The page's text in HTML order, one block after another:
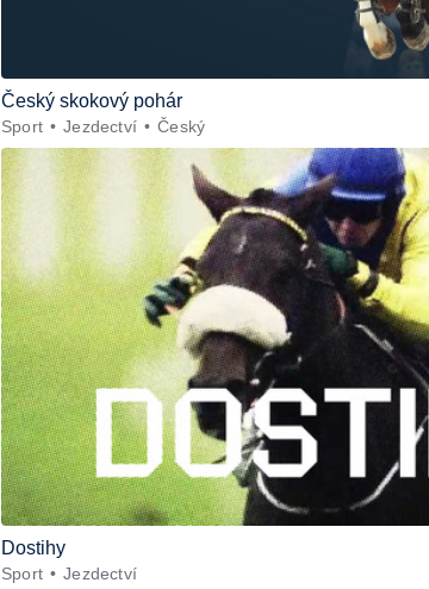
Český skokový pohár
Sport Jezdectví Český
Dostihy
Sport Jezdectví